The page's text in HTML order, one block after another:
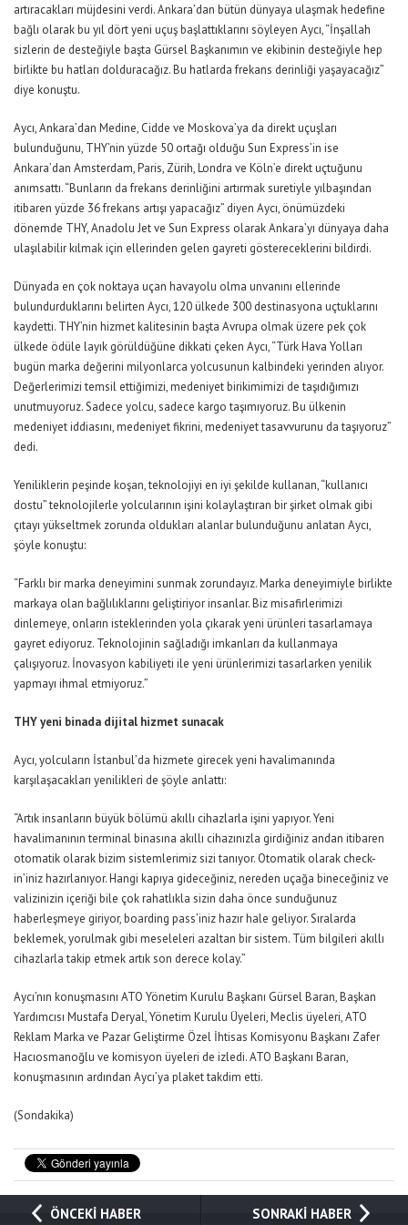
artıracakları müjdesini verdi. Ankara’dan bütün dünyaya ulaşmak hedefine
bağlı olarak bu yıl dört yeni uçuş başlattıklarını söyleyen Aycı, “İnşallah
sizlerin de desteğiyle başta Gürsel Başkanımın ve ekibinin desteğiyle hep
birlikte bu hatları dolduracağız. Bu hatlarda frekans derinliği yaşayacağız”
diye konuştu.
Aycı, Ankara’dan Medine, Cidde ve Moskova’ya da direkt uçuşları
bulunduğunu, THY’nin yüzde 50 ortağı olduğu Sun Express’in ise
Ankara’dan Amsterdam, Paris, Zürih, Londra ve Köln’e direkt uçtuğunu
anımsattı. “Bunların da frekans derinliğini artırmak suretiyle yılbaşından
itibaren yüzde 36 frekans artışı yapacağız” diyen Aycı, önümüzdeki
dönemde THY, Anadolu Jet ve Sun Express olarak Ankara’yı dünyaya daha
ulaşılabilir kılmak için ellerinden gelen gayreti göstereceklerini bildirdi.
Dünyada en çok noktaya uçan havayolu olma unvanını ellerinde
bulundurduklarını belirten Aycı, 120 ülkede 300 destinasyona uçtuklarını
kaydetti. THY’nin hizmet kalitesinin başta Avrupa olmak üzere pek çok
ülkede ödüle layık görüldüğüne dikkati çeken Aycı, “Türk Hava Yolları
bugün marka değerini milyonlarca yolcusunun kalbindeki yerinden alıyor.
Değerlerimizi temsil ettiğimizi, medeniyet birikimimizi de taşıdığımızı
unutmuyoruz. Sadece yolcu, sadece kargo taşımıyoruz. Bu ülkenin
medeniyet iddiasını, medeniyet fikrini, medeniyet tasavvurunu da taşıyoruz”
dedi.
Yeniliklerin peşinde koşan, teknolojiyi en iyi şekilde kullanan, “kullanıcı
dostu” teknolojilerle yolcularının işini kolaylaştıran bir şirket olmak gibi
çıtayı yükseltmek zorunda oldukları alanlar bulunduğunu anlatan Aycı,
şöyle konuştu:
“Farklı bir marka deneyimini sunmak zorundayız. Marka deneyimiyle birlikte
markaya olan bağlılıklarını geliştiriyor insanlar. Biz misafirlerimizi
dinlemeye, onların isteklerinden yola çıkarak yeni ürünleri tasarlamaya
gayret ediyoruz. Teknolojinin sağladığı imkanları da kullanmaya
çalışıyoruz. İnovasyon kabiliyeti ile yeni ürünlerimizi tasarlarken yenilik
yapmayı ihmal etmiyoruz.”
THY yeni binada dijital hizmet sunacak
Aycı, yolcuların İstanbul’da hizmete girecek yeni havalimanında
karşılaşacakları yenilikleri de şöyle anlattı:
“Artık insanların büyük bölümü akıllı cihazlarla işini yapıyor. Yeni
havalimanının terminal binasına akıllı cihazınızla girdiğiniz andan itibaren
otomatik olarak bizim sistemlerimiz sizi tanıyor. Otomatik olarak check-
in’iniz hazırlanıyor. Hangi kapıya gideceğiniz, nereden uçağa bineceğiniz ve
valizinizin içeriği bile çok rahatlıkla sizin daha önce sunduğunuz
haberleşmeye giriyor, boarding pass’iniz hazır hale geliyor. Sıralarda
beklemek, yorulmak gibi meseleleri azaltan bir sistem. Tüm bilgileri akıllı
cihazlarla takip etmek artık son derece kolay.”
Aycı’nın konuşmasını ATO Yönetim Kurulu Başkanı Gürsel Baran, Başkan
Yardımcısı Mustafa Deryal, Yönetim Kurulu Üyeleri, Meclis üyeleri, ATO
Reklam Marka ve Pazar Geliştirme Özel İhtisas Komisyonu Başkanı Zafer
Hacıosmanoğlu ve komisyon üyeleri de izledi. ATO Başkanı Baran,
konuşmasının ardından Aycı’ya plaket takdim etti.
(Sondakika)
ÖNCEKİ HABER SONRAKİ HABER